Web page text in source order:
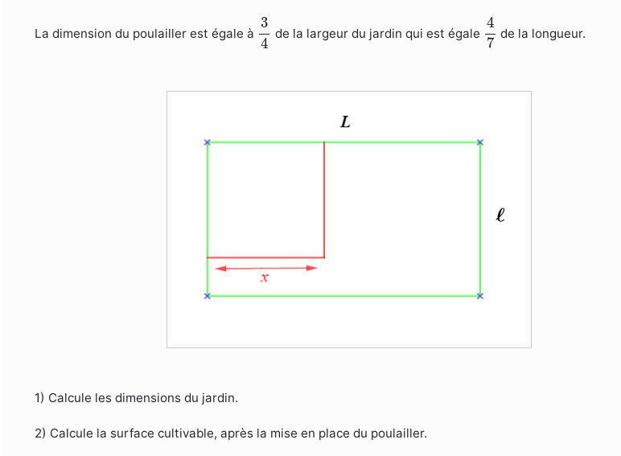
La dimension du poulailler est égale à
3
4
3
de la largeur du jardin qui est égale
4
7
4
de la longueur.
1) Calcule les dimensions du jardin.
2) Calcule la surface cultivable, après la mise en place du poulailler.